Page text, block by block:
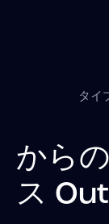
タイ
から
ス